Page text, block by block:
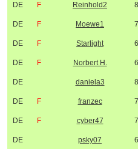
DE F Reinhold2
DE F Moewe1
DE F Starlight
DE F Norbert H.
DE daniela3
DE F franzec
DE F cyber47
DE psky07